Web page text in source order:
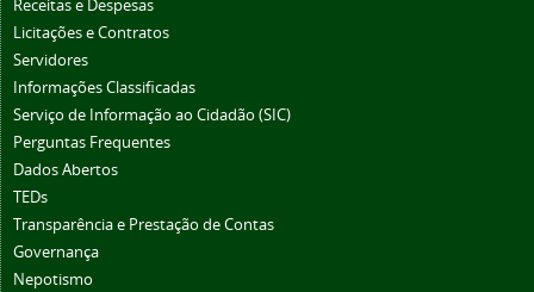
Receitas e Despesas
Licitações e Contratos
Servidores
Informações Classificadas
Serviço de Informação ao Cidadão (SIC)
Perguntas Frequentes
Dados Abertos
TEDs
Transparência e Prestação de Contas
Governança
Nepotismo